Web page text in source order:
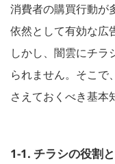
消費者の購買行動が
依然として有効な広
しかし、闇雲にチラ
られません。そこで
さえておくべき基本
1-1. チラシの役割